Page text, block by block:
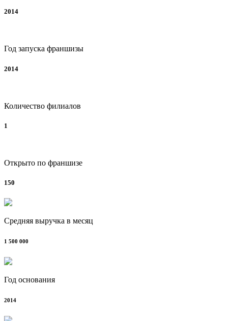
2014
Год запуска франшизы
2014
Количество филиалов
1
Открыто по франшизе
150
Средняя выручка в месяц
1 500 000
Год основания
2014